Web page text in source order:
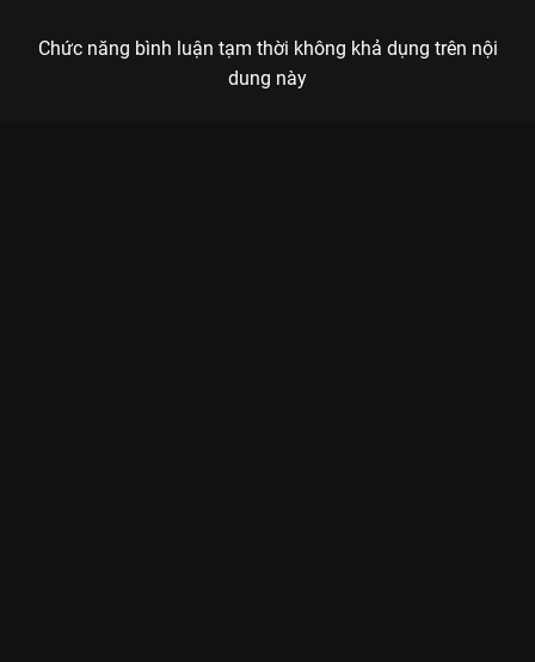
Chức năng bình luận tạm thời không khả dụng trên nội
dung này